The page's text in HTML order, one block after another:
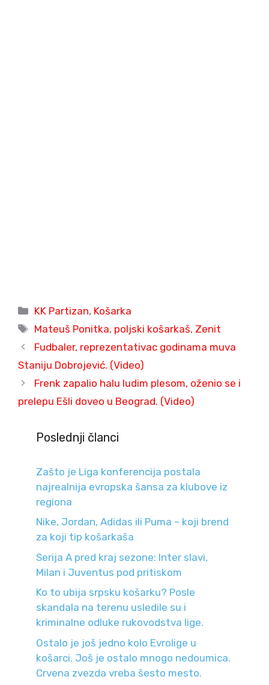
Categories
KK Partizan, Košarka
Tags
Mateuš Ponitka, poljski košarkaš, Zenit
Fudbaler, reprezentativac godinama muva
Staniju Dobrojević. (Video)
Frenk zapalio halu ludim plesom, oženio se i
prelepu Ešli doveo u Beograd. (Video)
Poslednji članci
Zašto je Liga konferencija postala
najrealnija evropska šansa za klubove iz
regiona
Nike, Jordan, Adidas ili Puma – koji brend
za koji tip košarkaša
Serija A pred kraj sezone: Inter slavi,
Milan i Juventus pod pritiskom
Ko to ubija srpsku košarku? Posle
skandala na terenu usledile su i
kriminalne odluke rukovodstva lige.
Ostalo je još jedno kolo Evrolige u
košarci. Još je ostalo mnogo nedoumica.
Crvena zvezda vreba šesto mesto.